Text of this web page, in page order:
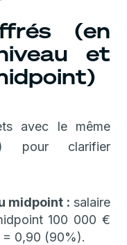
(en
et
avec le même
pour clarifier
midpoint : salaire
100 000 €
= 0,90 (90%).